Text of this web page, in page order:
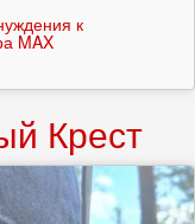
к
MAX
Крест